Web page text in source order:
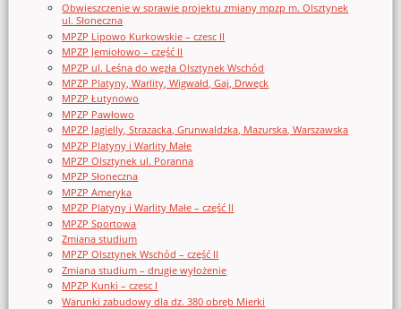
Obwieszczenie w sprawie projektu zmiany mpzp m. Olsztynek
ul. Słoneczna
MPZP Lipowo Kurkowskie – czesc II
MPZP Jemiołowo – część II
MPZP ul. Leśna do węzła Olsztynek Wschód
MPZP Platyny, Warlity, Wigwałd, Gaj, Drwęck
MPZP Łutynowo
MPZP Pawłowo
MPZP Jagielly, Strazacka, Grunwaldzka, Mazurska, Warszawska
MPZP Platyny i Warlity Małe
MPZP Olsztynek ul. Poranna
MPZP Słoneczna
MPZP Ameryka
MPZP Platyny i Warlity Małe – część II
MPZP Sportowa
Zmiana studium
MPZP Olsztynek Wschód – część II
Zmiana studium – drugie wyłożenie
MPZP Kunki – czesc I
Warunki zabudowy dla dz. 380 obręb Mierki